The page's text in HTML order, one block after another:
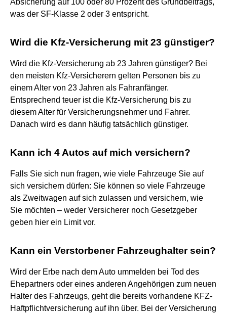
was der SF-Klasse 2 oder 3 entspricht.
Wird die Kfz-Versicherung mit 23 günstiger?
Wird die Kfz-Versicherung ab 23 Jahren günstiger? Bei
den meisten Kfz-Versicherern gelten Personen bis zu
einem Alter von 23 Jahren als Fahranfänger.
Entsprechend teuer ist die Kfz-Versicherung bis zu
diesem Alter für Versicherungsnehmer und Fahrer.
Danach wird es dann häufig tatsächlich günstiger.
Kann ich 4 Autos auf mich versichern?
Falls Sie sich nun fragen, wie viele Fahrzeuge Sie auf
sich versichern dürfen: Sie können so viele Fahrzeuge
als Zweitwagen auf sich zulassen und versichern, wie
Sie möchten – weder Versicherer noch Gesetzgeber
geben hier ein Limit vor.
Kann ein Verstorbener Fahrzeughalter sein?
Wird der Erbe nach dem Auto ummelden bei Tod des
Ehepartners oder eines anderen Angehörigen zum neuen
Halter des Fahrzeugs, geht die bereits vorhandene KFZ-
Haftpflichtversicherung auf ihn über. Bei der Versicherung